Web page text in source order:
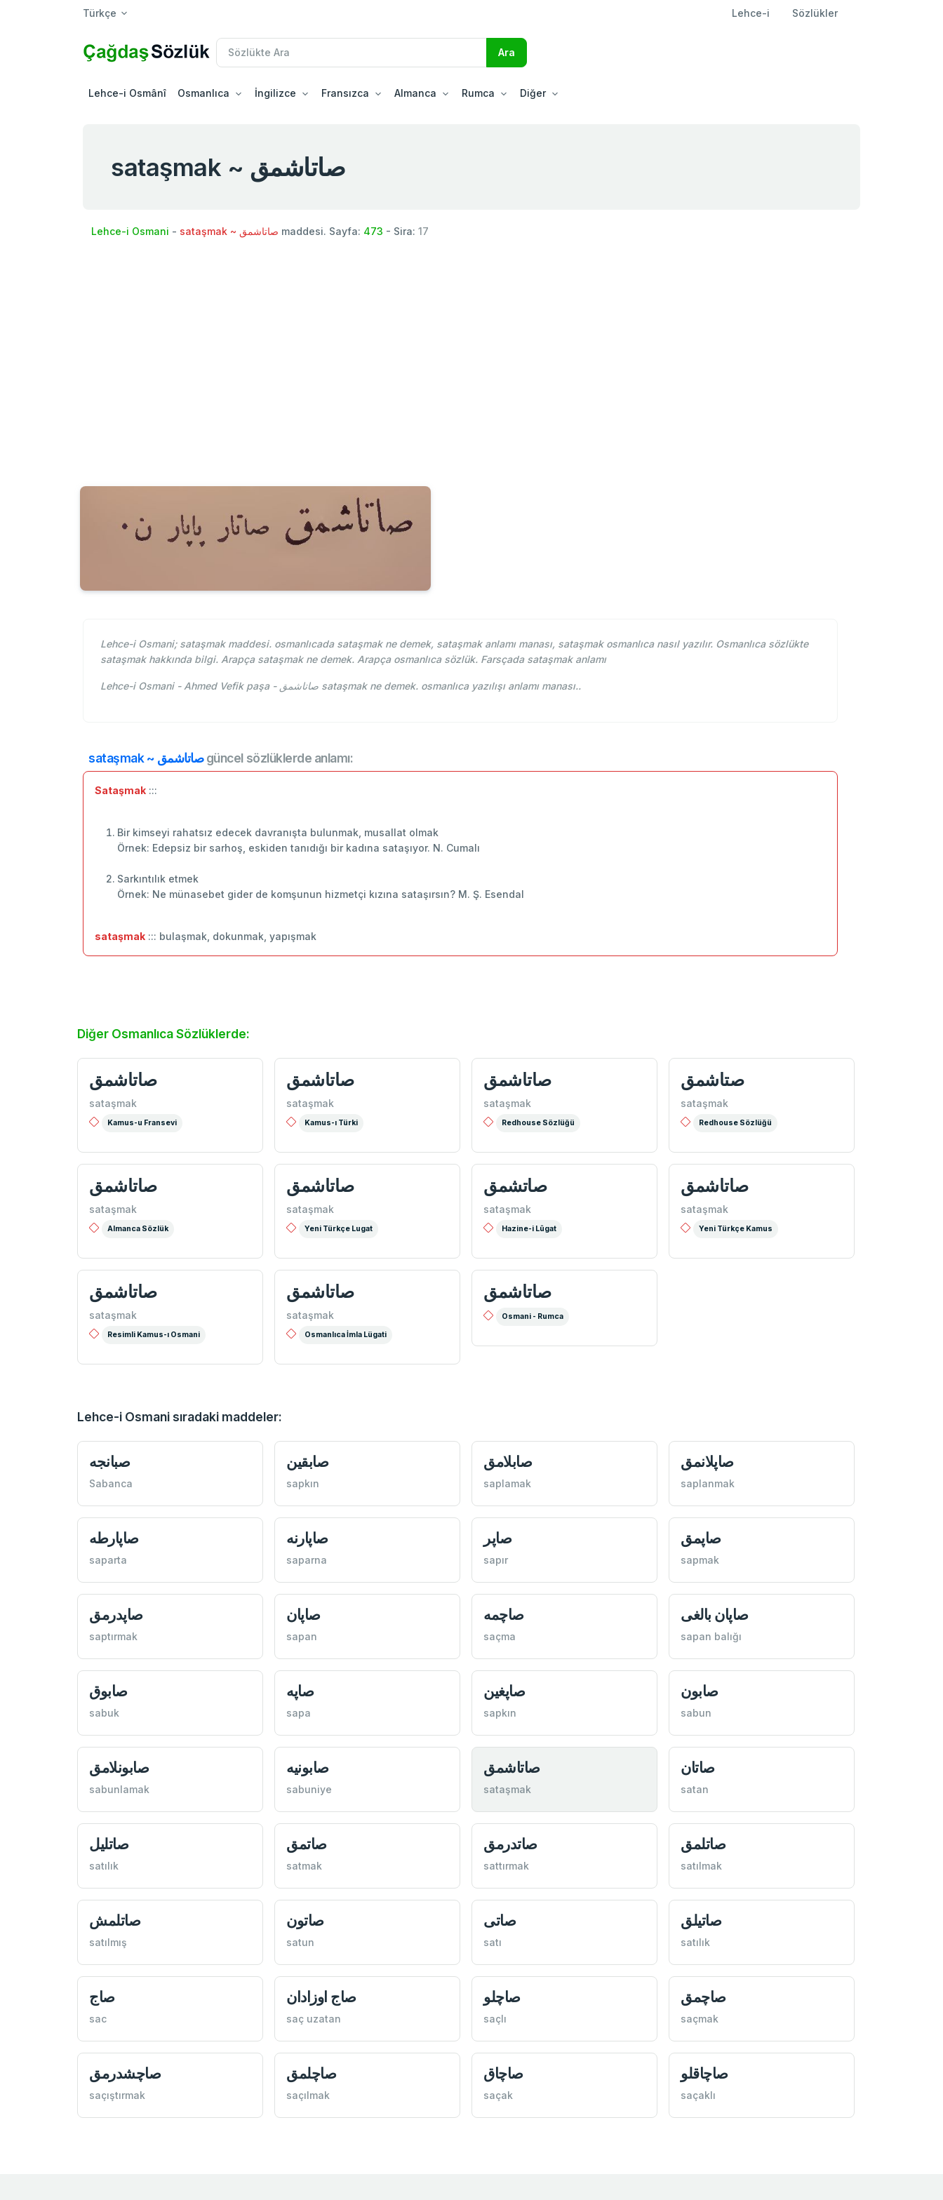
Türkçe Lehce-i Sözlükler
Lehce-i Osmânî Osmanlıca İngilizce Fransızca Almanca Rumca Diğer
sataşmak ~ صاتاشمق
Lehce-i Osmani - sataşmak ~ صاتاشمق maddesi. Sayfa: 473 - Sira: 17
Lehce-i Osmani; sataşmak maddesi. osmanlıcada sataşmak ne demek, sataşmak anlamı manası, sataşmak osmanlıca nasıl yazılır. Osmanlıca sözlükte
sataşmak hakkında bilgi. Arapça sataşmak ne demek. Arapça osmanlıca sözlük. Farsçada sataşmak anlamı
Lehce-i Osmani - Ahmed Vefik paşa - صاتاشمق sataşmak ne demek. osmanlıca yazılışı anlamı manası..
sataşmak ~ صاتاشمقgüncel sözlüklerde anlamı:
Sataşmak :::
Bir kimseyi rahatsız edecek davranışta bulunmak, musallat olmak
Örnek: Edepsiz bir sarhoş, eskiden tanıdığı bir kadına sataşıyor. N. Cumalı
Sarkıntılık etmek
Örnek: Ne münasebet gider de komşunun hizmetçi kızına sataşırsın? M. Ş. Esendal
sataşmak ::: bulaşmak, dokunmak, yapışmak
Diğer Osmanlıca Sözlüklerde:
صاتاشمق
sataşmak
Kamus-u Fransevi
صاتاشمق
sataşmak
Kamus-ı Türki
صاتاشمق
sataşmak
Redhouse Sözlüğü
صتاشمق
sataşmak
Redhouse Sözlüğü
صاتاشمق
sataşmak
Almanca Sözlük
صاتاشمق
sataşmak
Yeni Türkçe Lugat
صاتشمق
sataşmak
Hazine-i Lûgat
صاتاشمق
sataşmak
Yeni Türkçe Kamus
صاتاشمق
sataşmak
Resimli Kamus-ı Osmani
صاتاشمق
sataşmak
Osmanlıca İmla Lügati
صاتاشمق
Osmani - Rumca
Lehce-i Osmani sıradaki maddeler:
صبانجه
Sabanca
صابقين
sapkın
صابلامق
saplamak
صاپلانمق
saplanmak
صاپارطه
saparta
صاپارنه
saparna
صاپر
sapır
صاپمق
sapmak
صاپدرمق
saptırmak
صاپان
sapan
صاچمه
saçma
صاپان بالغی
sapan balığı
صابوق
sabuk
صاپه
sapa
صاپغين
sapkın
صابون
sabun
صابونلامق
sabunlamak
صابونيه
sabuniye
صاتاشمق
sataşmak
صاتان
satan
صاتليل
satılık
صاتمق
satmak
صاتدرمق
sattırmak
صاتلمق
satılmak
صاتلمش
satılmış
صاتون
satun
صاتی
satı
صاتيلق
satılık
صاج
sac
صاج اوزادان
saç uzatan
صاچلو
saçlı
صاچمق
saçmak
صاچشدرمق
saçıştırmak
صاچلمق
saçılmak
صاچاق
saçak
صاچاقلو
saçaklı